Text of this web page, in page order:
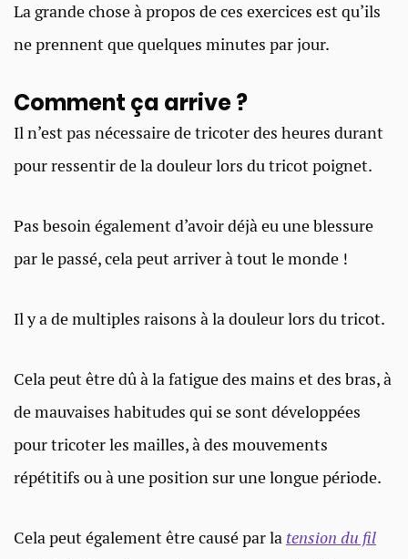
La grande chose à propos de ces exercices est qu’ils
ne prennent que quelques minutes par jour.
Comment ça arrive ?​​
Il n’est pas nécessaire de tricoter des heures durant
pour ressentir de la douleur lors du tricot poignet.
Pas besoin également d’avoir déjà eu une blessure
par le passé, cela peut arriver à tout le monde !
Il y a de multiples raisons à la douleur lors du tricot.
Cela peut être dû à la fatigue des mains et des bras, à
de mauvaises habitudes qui se sont développées
pour tricoter les mailles, à des mouvements
répétitifs ou à une position sur une longue période.
Cela peut également être causé par la tension du fil